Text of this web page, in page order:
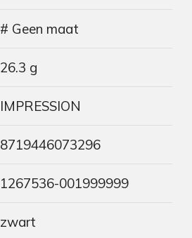
# Geen maat
26.3 g
IMPRESSION
8719446073296
1267536-001999999
zwart